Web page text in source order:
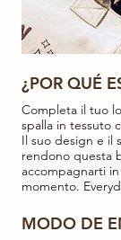
¿POR QUÉ
Completa il tuo
spalla in tessuto
Il suo design e il
rendono questa
accompagnarti
momento.
MODO DE